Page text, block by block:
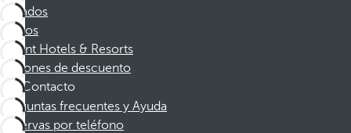
Afiliados
Socios
Dorint Hotels & Resorts
Cupones de descuento
Contacto
Preguntas frecuentes y Ayuda
Reservas por teléfono